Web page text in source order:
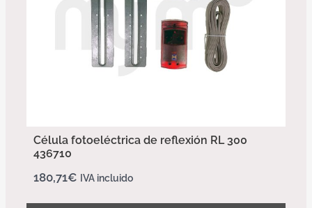
Célula fotoeléctrica de reflexión RL 300
436710
180,71€ IVA incluido